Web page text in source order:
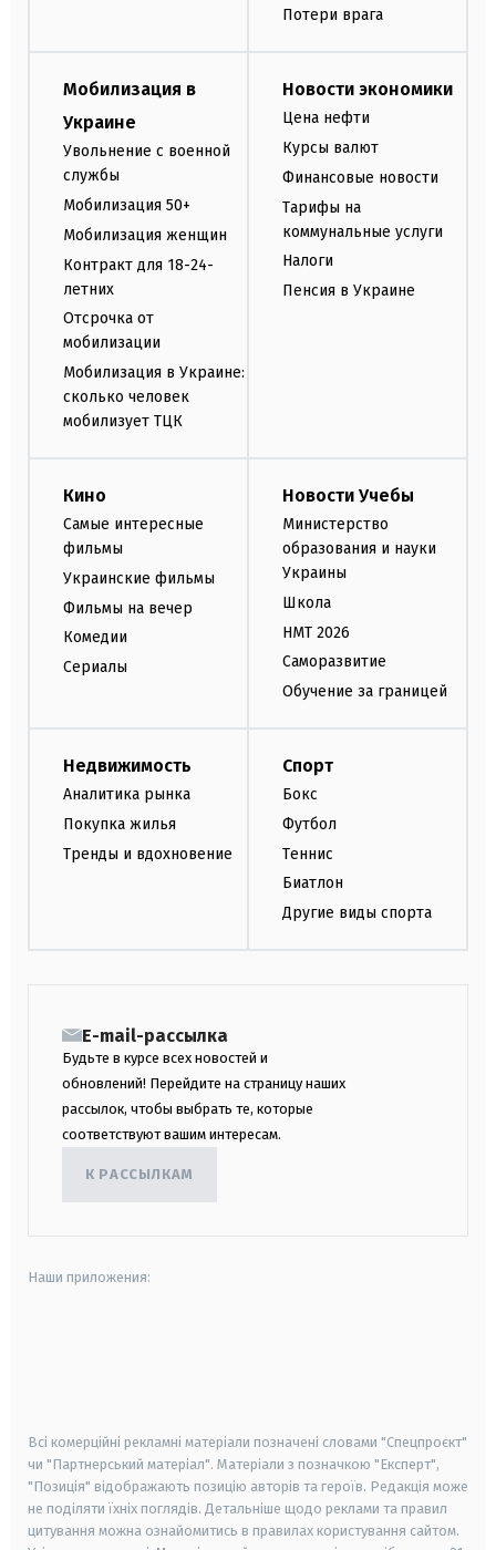
Потери врага
Мобилизация в
Украине
Увольнение с военной
службы
Мобилизация 50+
Мобилизация женщин
Контракт для 18-24-
летних
Отсрочка от
мобилизации
Мобилизация в Украине:
сколько человек
мобилизует ТЦК
Новости экономики
Цена нефти
Курсы валют
Финансовые новости
Тарифы на
коммунальные услуги
Налоги
Пенсия в Украине
Кино
Самые интересные
фильмы
Украинские фильмы
Фильмы на вечер
Комедии
Сериалы
Новости Учебы
Министерство
образования и науки
Украины
Школа
НМТ 2026
Саморазвитие
Обучение за границей
Недвижимость
Аналитика рынка
Покупка жилья
Тренды и вдохновение
Спорт
Бокс
Футбол
Теннис
Биатлон
Другие виды спорта
E-mail-рассылка
Будьте в курсе всех новостей и
обновлений! Перейдите на страницу наших
рассылок, чтобы выбрать те, которые
соответствуют вашим интересам.
К РАССЫЛКАМ
Наши приложения:
Всі комерційні рекламні матеріали позначені словами "Спецпроєкт"
чи "Партнерський матеріал". Матеріали з позначкою "Експерт",
"Позиція" відображають позицію авторів та героїв. Редакція може
не поділяти їхніх поглядів. Детальніше щодо реклами та правил
цитування можна ознайомитись в правилах користування сайтом.